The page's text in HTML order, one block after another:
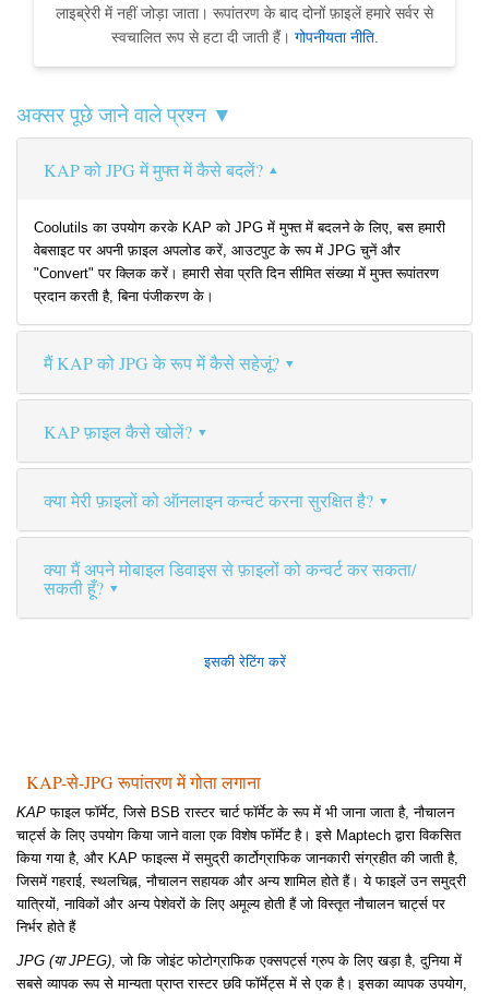
लाइब्रेरी में नहीं जोड़ा जाता। रूपांतरण के बाद दोनों फ़ाइलें हमारे सर्वर से
स्वचालित रूप से हटा दी जाती हैं। गोपनीयता नीति.
अक्सर पूछे जाने वाले प्रश्न ▼
KAP को JPG में मुफ्त में कैसे बदलें?
Coolutils का उपयोग करके KAP को JPG में मुफ्त में बदलने के लिए, बस हमारी
वेबसाइट पर अपनी फ़ाइल अपलोड करें, आउटपुट के रूप में JPG चुनें और
"Convert" पर क्लिक करें। हमारी सेवा प्रति दिन सीमित संख्या में मुफ्त रूपांतरण
प्रदान करती है, बिना पंजीकरण के।
मैं KAP को JPG के रूप में कैसे सहेजूं?
KAP फ़ाइल कैसे खोलें?
क्या मेरी फ़ाइलों को ऑनलाइन कन्वर्ट करना सुरक्षित है?
क्या मैं अपने मोबाइल डिवाइस से फ़ाइलों को कन्वर्ट कर सकता/
सकती हूँ?
इसकी रेटिंग करें
KAP-से-JPG रूपांतरण में गोता लगाना
KAP फाइल फॉर्मेट, जिसे BSB रास्टर चार्ट फॉर्मेट के रूप में भी जाना जाता है, नौचालन
चार्ट्स के लिए उपयोग किया जाने वाला एक विशेष फॉर्मेट है। इसे Maptech द्वारा विकसित
किया गया है, और KAP फाइल्स में समुद्री कार्टोग्राफिक जानकारी संग्रहीत की जाती है,
जिसमें गहराई, स्थलचिह्न, नौचालन सहायक और अन्य शामिल होते हैं। ये फाइलें उन समुद्री
यात्रियों, नाविकों और अन्य पेशेवरों के लिए अमूल्य होती हैं जो विस्तृत नौचालन चार्ट्स पर
निर्भर होते हैं
JPG (या JPEG), जो कि जोइंट फोटोग्राफिक एक्सपर्ट्स ग्रुप के लिए खड़ा है, दुनिया में
सबसे व्यापक रूप से मान्यता प्राप्त रास्टर छवि फॉर्मेट्स में से एक है। इसका व्यापक उपयोग,